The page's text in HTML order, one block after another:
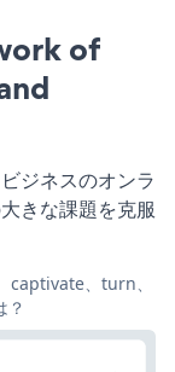
of
ジネスのオンラ
きな課題を克服
captivate、turn、
？